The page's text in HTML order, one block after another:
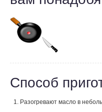
Способ
Разогревают масло в